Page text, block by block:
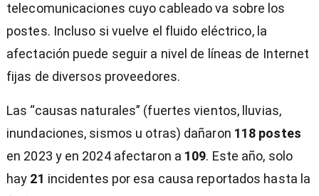
telecomunicaciones cuyo cableado va sobre los
postes. Incluso si vuelve el fluido eléctrico, la
afectación puede seguir a nivel de líneas de Internet
fijas de diversos proveedores.
Las “causas naturales” (fuertes vientos, lluvias,
inundaciones, sismos u otras) dañaron 118 postes
en 2023 y en 2024 afectaron a 109. Este año, solo
hay 21 incidentes por esa causa reportados hasta la